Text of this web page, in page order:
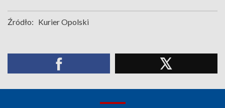
Źródło: Kurier Opolski